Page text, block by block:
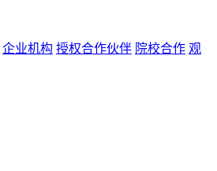
企业机构 授权合作伙伴 院校合作 观